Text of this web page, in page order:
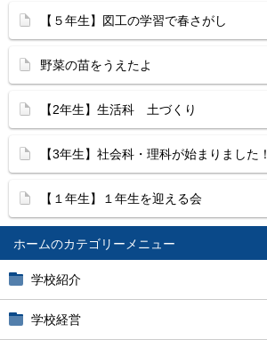
ホーム
学校紹介
学校経営
【５年生】図工の学習で春さがし
野菜の苗をうえたよ
【2年生】生活科 土づくり
【3年生】社会科・理科が始まりました！
【１年生】１年生を迎える会